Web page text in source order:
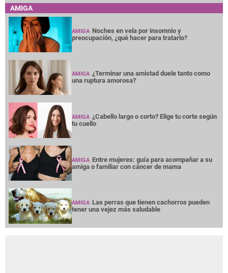
AMIGA
AMIGA Noches en vela por insomnio y
preocupación, ¿qué hacer para tratarlo?
AMIGA ¿Terminar una amistad duele tanto como
una ruptura amorosa?
AMIGA ¿Cabello largo o corto? Elige tu corte según
tu cuello
AMIGA Entre mujeres: guía para acompañar a su
amiga o familiar con cáncer de mama
AMIGA Las perras que tienen cachorros pueden
tener una vejez más saludable